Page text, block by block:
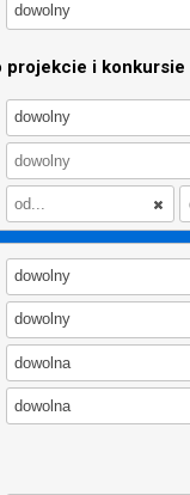
dowolny
projekcie i konkursie
dowolny
dowolny
dowolny
dowolna
dowolna